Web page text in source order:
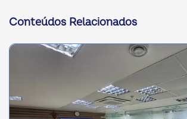
Conteúdos Relacionados